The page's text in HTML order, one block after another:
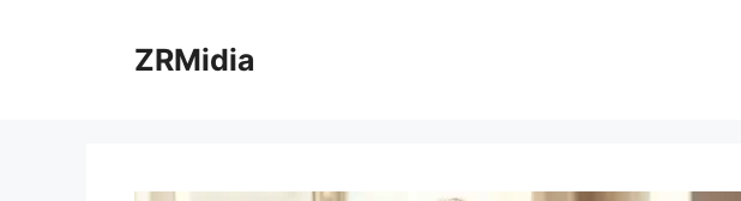
ZRMidia